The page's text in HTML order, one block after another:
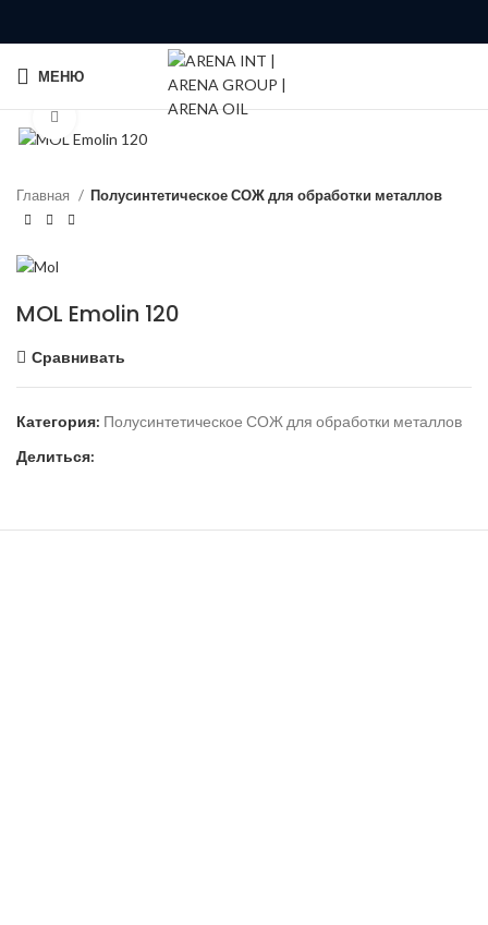
МЕНЮ
Click to enlarge
Главная Полусинтетическое СОЖ для обработки металлов
MOL Emolin 120
Сравнивать
Категория: Полусинтетическое СОЖ для обработки металлов
Делиться: